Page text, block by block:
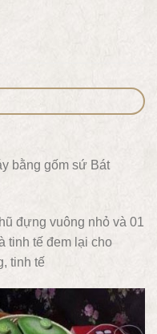
bằng gốm sứ Bát
đựng vuông nhỏ và 01
tinh tế đem lại cho
tinh tế